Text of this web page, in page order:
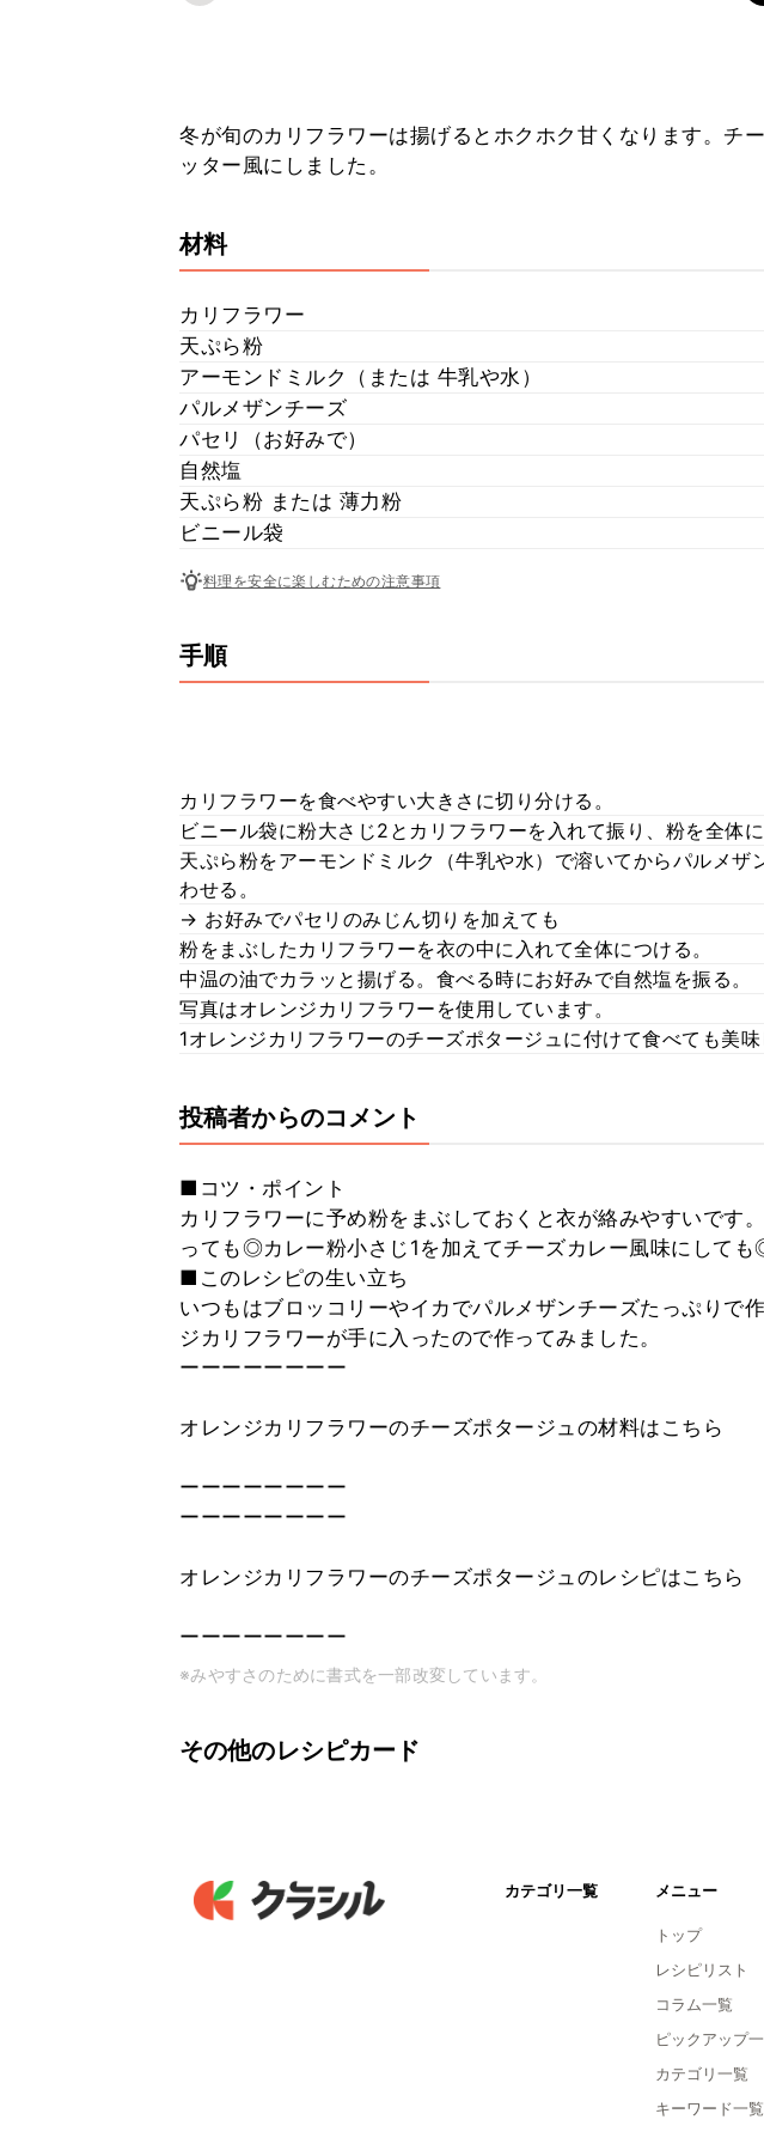
冬が旬のカリフラワーは揚げるとホクホク甘くなります。チ
ッター風にしました。
材料
カリフラワー
天ぷら粉
アーモンドミルク（または 牛乳や水）
パルメザンチーズ
パセリ（お好みで）
自然塩
天ぷら粉 または 薄力粉
ビニール袋
料理を安全に楽しむための注意事項
手順
カリフラワーを食べやすい大きさに切り分ける。
ビニール袋に粉大さじ2とカリフラワーを入れて振り、粉を全体に
天ぷら粉をアーモンドミルク（牛乳や水）で溶いてからパルメザ
わせる。
→ お好みでパセリのみじん切りを加えても
粉をまぶしたカリフラワーを衣の中に入れて全体につける。
中温の油でカラッと揚げる。食べる時にお好みで自然塩を振る。
写真はオレンジカリフラワーを使用しています。
1オレンジカリフラワーのチーズポタージュに付けて食べても美味
投稿者からのコメント
■コツ・ポイント
カリフラワーに予め粉をまぶしておくと衣が絡みやすいです
っても◎カレー粉小さじ1を加えてチーズカレー風味にして
■このレシピの生い立ち
いつもはブロッコリーやイカでパルメザンチーズたっぷりで
ジカリフラワーが手に入ったので作ってみました。
ーーーーーーーー
オレンジカリフラワーのチーズポタージュの材料はこちら
ーーーーーーーー
ーーーーーーーー
オレンジカリフラワーのチーズポタージュのレシピはこちら
ーーーーーーーー
※みやすさのために書式を一部改変しています。
その他のレシピカード
カテゴリ一覧 メニュー
トップ
レシピリスト
コラム一覧
ピックアップ
カテゴリ一覧
キーワード一覧